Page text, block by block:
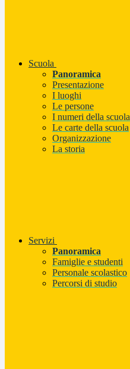
Scuola
Panoramica
Presentazione
I luoghi
Le persone
I numeri della scuola
Le carte della scuola
Organizzazione
La storia
Servizi
Panoramica
Famiglie e studenti
Personale scolastico
Percorsi di studio